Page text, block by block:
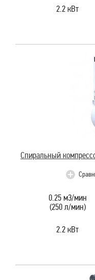
2.2 кВт
Спиральный
0.25 м3/мин
(250 л/мин)
2.2 кВт